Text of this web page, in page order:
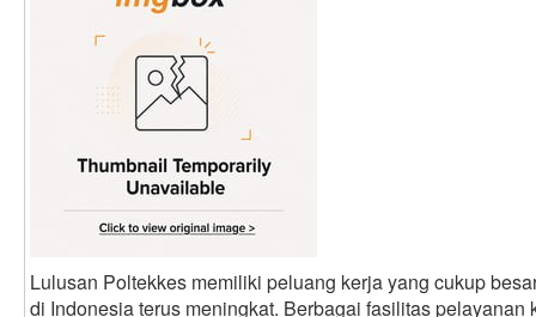
Lulusan Poltekkes memiliki peluang kerja yang cukup
di Indonesia terus meningkat. Berbagai fasilitas pelayanan